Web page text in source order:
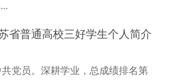
省普通高校三好学生个人简介
党员。深耕学业，总成绩排名第